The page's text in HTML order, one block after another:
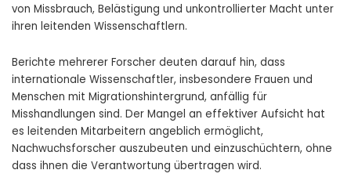
von Missbrauch, Belästigung und unkontrollierter Macht unter
ihren leitenden Wissenschaftlern.
Berichte mehrerer Forscher deuten darauf hin, dass
internationale Wissenschaftler, insbesondere Frauen und
Menschen mit Migrationshintergrund, anfällig für
Misshandlungen sind. Der Mangel an effektiver Aufsicht hat
es leitenden Mitarbeitern angeblich ermöglicht,
Nachwuchsforscher auszubeuten und einzuschüchtern, ohne
dass ihnen die Verantwortung übertragen wird.